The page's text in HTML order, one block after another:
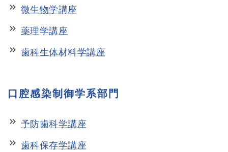
keyboard_double_arrow_right 微生物学講座
keyboard_double_arrow_right 薬理学講座
keyboard_double_arrow_right 歯科生体材料学講座
口腔感染制御学系部門
keyboard_double_arrow_right 予防歯科学講座
keyboard_double_arrow_right 歯科保存学講座